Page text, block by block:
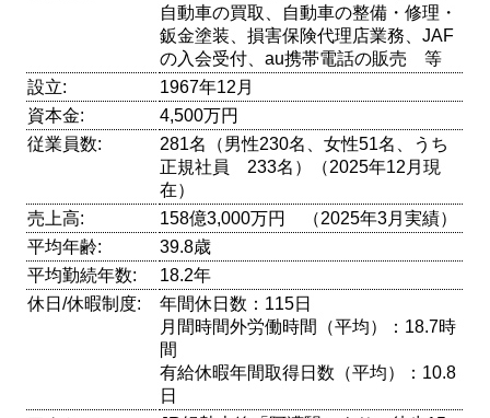
自動車の買取、自動車の整備・修理・
鈑金塗装、損害保険代理店業務、JAF
の入会受付、au携帯電話の販売 等
設立:
1967年12月
資本金:
4,500万円
従業員数:
281名（男性230名、女性51名、うち
正規社員 233名）（2025年12月現
在）
売上高:
158億3,000万円 （2025年3月実績）
平均年齢:
39.8歳
平均勤続年数:
18.2年
休日/休暇制度:
年間休日数：115日
月間時間外労働時間（平均）：18.7時
間
有給休暇年間取得日数（平均）：10.8
日